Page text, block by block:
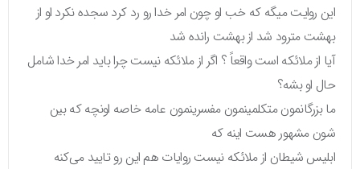
این روایت میگه که خب او چون امر خدا رو رد کرد سجده نکرد او از
بهشت مترود شد از بهشت رانده شد
آیا از ملائکه است واقعاً ؟ اگر از ملائکه نیست چرا باید امر خدا شامل
حال او بشه؟
ما بزرگانمون متکلمینمون مفسرینمون عامه خاصه اونچه که بین
شون مشهور هست اینه که
ابلیس شیطان از ملائکه نیست روایات هم این رو تایید می‌کنه